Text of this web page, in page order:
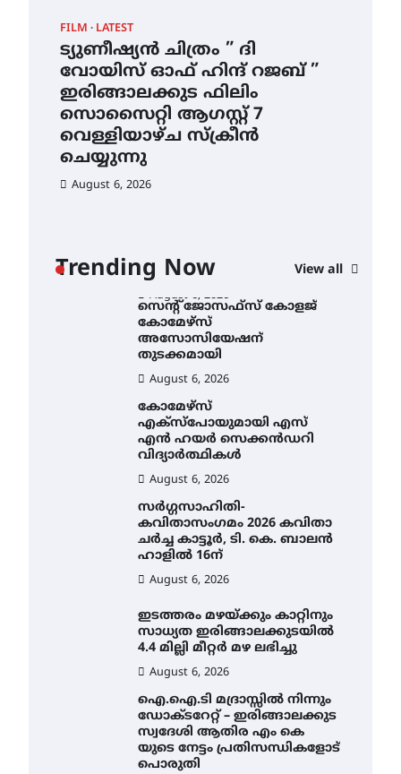
FILM LATEST
ട്യുണീഷ്യൻ ചിത്രം ” ദി
വോയിസ് ഓഫ് ഹിന്ദ് റജബ് ”
ഇരിങ്ങാലക്കുട ഫിലിം
സൊസൈറ്റി ആഗസ്റ്റ് 7
വെള്ളിയാഴ്ച സ്‌ക്രീൻ
ചെയ്യുന്നു
August 6, 2026
Trending Now View all
4.4 മില്ലി മീറ്റർ മഴ ലഭിച്ചു
August 6, 2026
ഐ.ഐ.ടി മദ്രാസ്സിൽ നിന്നും
ഡോക്ടറേറ്റ് – ഇരിങ്ങാലക്കുട
സ്വദേശി ആതിര എം കെ
യുടെ നേട്ടം പ്രതിസന്ധികളോട്
പൊരുതി
August 5, 2026
ട്യുണീഷ്യൻ ചിത്രം ” ദി
ചെയ്യുന്നു
August 6, 2026
സെന്റ് ജോസഫ്സ് കോളജ്
കോമേഴ്‌സ്
അസോസിയേഷന്
തുടക്കമായി
August 6, 2026
കോമേഴ്സ്
എക്സ്പോയുമായി എസ്
എൻ ഹയർ സെക്കൻഡറി
വിദ്യാർത്ഥികൾ
August 6, 2026
സർഗ്ഗസാഹിതി-
കവിതാസംഗമം 2026 കവിതാ
ചർച്ച കാട്ടൂർ, ടി. കെ. ബാലൻ
ഹാളിൽ 16ന്
August 6, 2026
ഇടത്തരം മഴയ്ക്കും കാറ്റിനും
സാധ്യത ഇരിങ്ങാലക്കുടയിൽ
4.4 മില്ലി മീറ്റർ മഴ ലഭിച്ചു
August 6, 2026
ഐ.ഐ.ടി മദ്രാസ്സിൽ നിന്നും
ഡോക്ടറേറ്റ് – ഇരിങ്ങാലക്കുട
സ്വദേശി ആതിര എം കെ
യുടെ നേട്ടം പ്രതിസന്ധികളോട്
പൊരുതി